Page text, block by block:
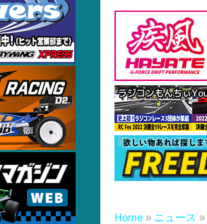
Home » ニュース »